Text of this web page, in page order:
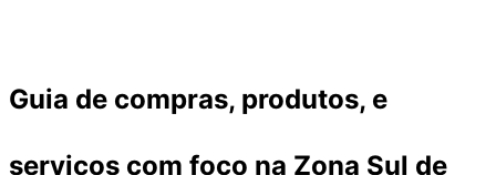
o
Guia de compras, produtos, e
serviços com foco na Zona Sul de